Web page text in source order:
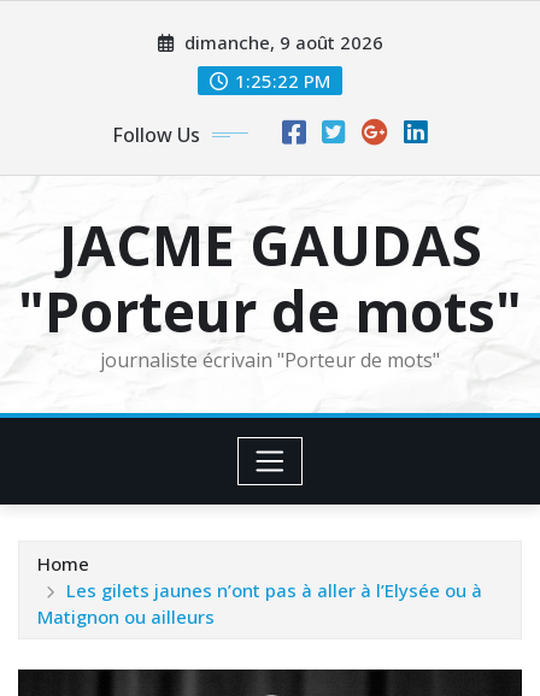
dimanche, 9 août 2026
1:25:24 PM
Follow Us
JACME GAUDAS
"Porteur de mots"
journaliste écrivain "Porteur de mots"
Home
Les gilets jaunes n’ont pas à aller à l’Elysée ou à
Matignon ou ailleurs